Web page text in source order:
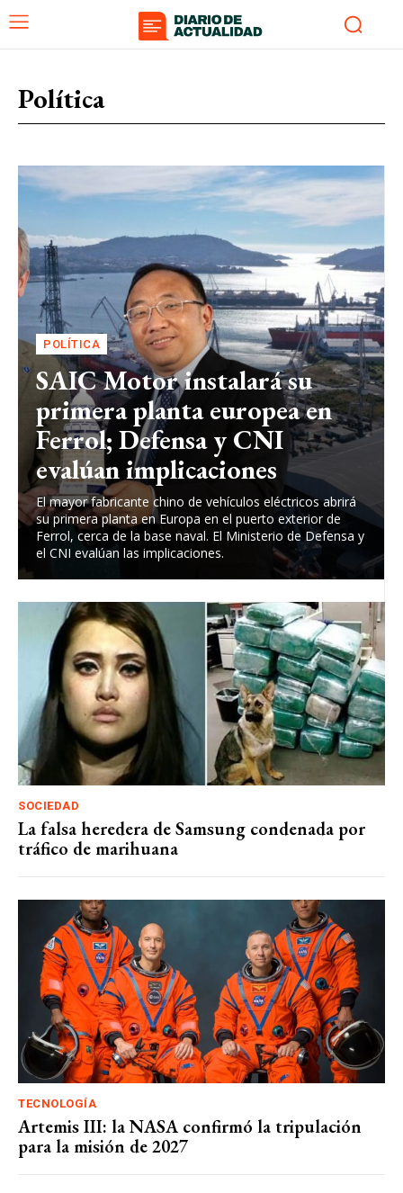
Política
POLÍTICA
SAIC Motor instalará su
primera planta europea en
Ferrol; Defensa y CNI
evalúan implicaciones
El mayor fabricante chino de vehículos eléctricos abrirá
su primera planta en Europa en el puerto exterior de
Ferrol, cerca de la base naval. El Ministerio de Defensa y
el CNI evalúan las implicaciones.
SOCIEDAD
La falsa heredera de Samsung condenada por
tráfico de marihuana
TECNOLOGÍA
Artemis III: la NASA confirmó la tripulación
para la misión de 2027